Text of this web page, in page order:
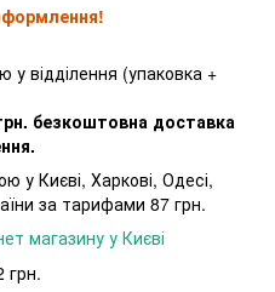
відділення (упаковка +
безкоштовна доставка
у Києві, Харкові, Одесі,
за тарифами 87 грн.
магазину у Києві
грн.